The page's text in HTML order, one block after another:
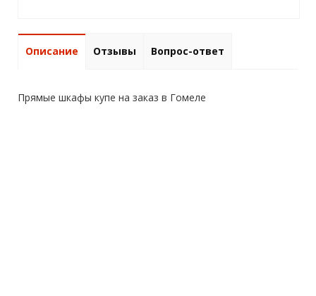
Описание Отзывы Вопрос-ответ
Прямые шкафы купе на заказ в Гомеле